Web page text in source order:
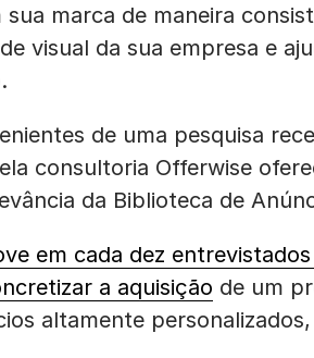
marca de maneira
visual da sua empresa e
de uma pesquisa
consultoria Offerwise
da Biblioteca de
em cada dez
a aquisição de um
altamente